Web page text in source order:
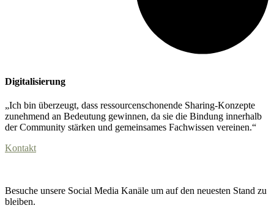
Digitalisierung
„Ich bin überzeugt, dass ressourcenschonende Sharing-Konzepte
zunehmend an Bedeutung gewinnen, da sie die Bindung innerhalb
der Community stärken und gemeinsames Fachwissen vereinen.“
Kontakt
Besuche unsere Social Media Kanäle um auf den neuesten Stand zu
bleiben.